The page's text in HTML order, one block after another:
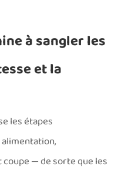
à sangler les
et la
les étapes
— de sorte que les